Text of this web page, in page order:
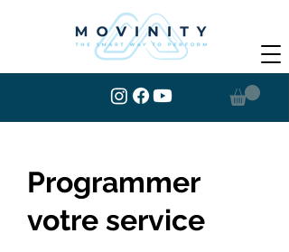
Programmer
votre service